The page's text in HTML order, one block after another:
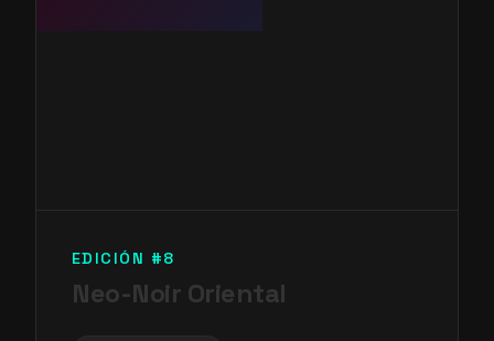
EDICIÓN #8
Neo-Noir Oriental